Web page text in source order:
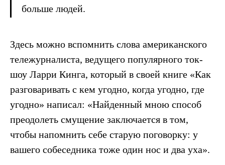
больше людей.
Здесь можно вспомнить слова американского
тележурналиста, ведущего популярного ток-
шоу Ларри Кинга, который в своей книге «Как
разговаривать с кем угодно, когда угодно, где
угодно» написал: «Найденный мною способ
преодолеть смущение заключается в том,
чтобы напомнить себе старую поговорку: у
вашего собеседника тоже один нос и два уха».